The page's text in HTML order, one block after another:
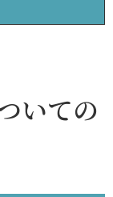
いての